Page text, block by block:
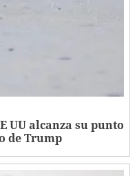
UU alcanza su punto
de Trump